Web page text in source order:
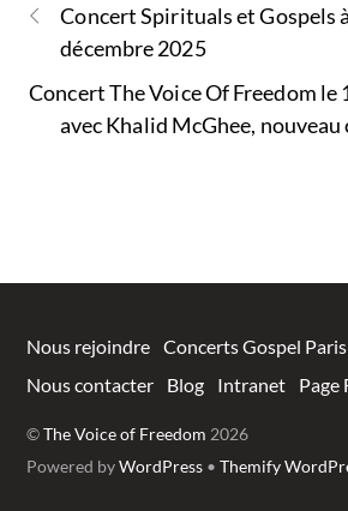
o
o
k
A
p
p
er
Concert Spirituals et Gospels
décembre 2025
Concert The Voice Of Freedom le
avec Khalid McGhee,
Nous rejoindre Concerts Gospel Paris
Nous contacter
Blog Intranet Page
©The Voice of Freedom 2026
Powered byWordPress •Themify